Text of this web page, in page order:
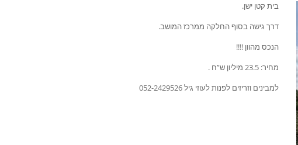
בית קטן ישן.
דרך גישה בסוף החלקה ממרכז המושב.
הנכס מהוון !!!!
מחיר: 23.5 מיליון ש”ח .
למבינים וזריזים לפנות לעוזי גיל 052-2429526